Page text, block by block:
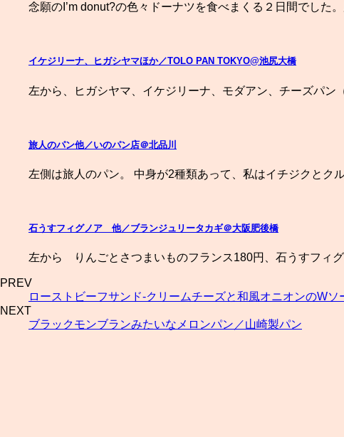
念願のI’m donut?の色々ドーナツを食べまくる２日間でした
イケジリーナ、ヒガシヤマほか／TOLO PAN TOKYO@池尻大橋
左から、ヒガシヤマ、イケジリーナ、モダアン、チーズパ
旅人のパン他／いのパン店＠北品川
左側は旅人のパン。 中身が2種類あって、私はイチジクとク
石うすフィグノア 他／ブランジュリータカギ＠大阪肥後橋
左から りんごとさつまいものフランス180円、石うすフィ
PREV
ローストビーフサンド-クリームチーズと和風オニオンのW
NEXT
ブラックモンブランみたいなメロンパン／山崎製パン